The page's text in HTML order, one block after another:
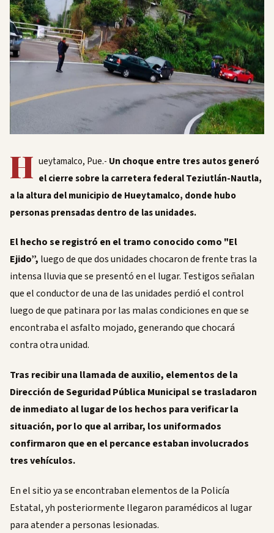
H ueytamalco, Pue.- Un choque entre tres autos generó
el cierre sobre la carretera federal Teziutlán-Nautla,
a la altura del municipio de Hueytamalco, donde hubo
personas prensadas dentro de las unidades.
El hecho se registró en el tramo conocido como "El
Ejido”, luego de que dos unidades chocaron de frente tras la
intensa lluvia que se presentó en el lugar. Testigos señalan
que el conductor de una de las unidades perdió el control
luego de que patinara por las malas condiciones en que se
encontraba el asfalto mojado, generando que chocará
contra otra unidad.
Tras recibir una llamada de auxilio, elementos de la
Dirección de Seguridad Pública Municipal se trasladaron
de inmediato al lugar de los hechos para verificar la
situación, por lo que al arribar, los uniformados
confirmaron que en el percance estaban involucrados
tres vehículos.
En el sitio ya se encontraban elementos de la Policía
Estatal, yh posteriormente llegaron paramédicos al lugar
para atender a personas lesionadas.